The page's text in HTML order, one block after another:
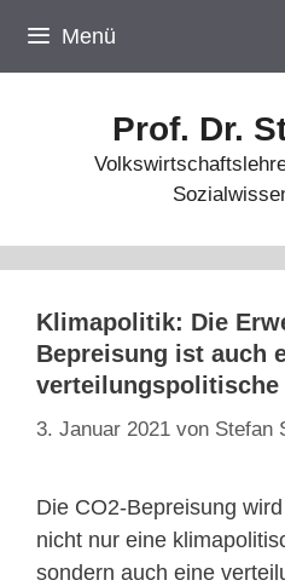
Inhalt
springen
Menü
Prof. Dr.
Klimapolitik: Die
Bepreisung ist auch
verteilungspolitische
3. Januar 2021 von Stefan
Die CO2-Bepreisung
nicht nur eine
sondern auch eine